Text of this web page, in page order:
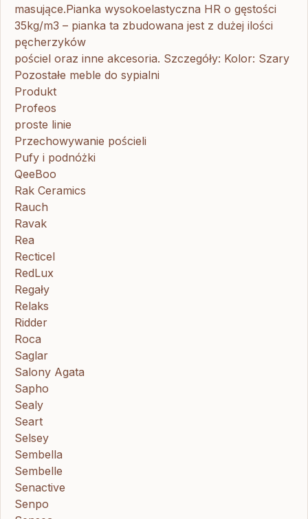
masujące.Pianka wysokoelastyczna HR o gęstości
35kg/m3 – pianka ta zbudowana jest z dużej ilości
pęcherzyków
pościel oraz inne akcesoria. Szczegóły: Kolor: Szary
Pozostałe meble do sypialni
Produkt
Profeos
proste linie
Przechowywanie pościeli
Pufy i podnóżki
QeeBoo
Rak Ceramics
Rauch
Ravak
Rea
Recticel
RedLux
Regały
Relaks
Ridder
Roca
Saglar
Salony Agata
Sapho
Sealy
Seart
Selsey
Sembella
Sembelle
Senactive
Senpo